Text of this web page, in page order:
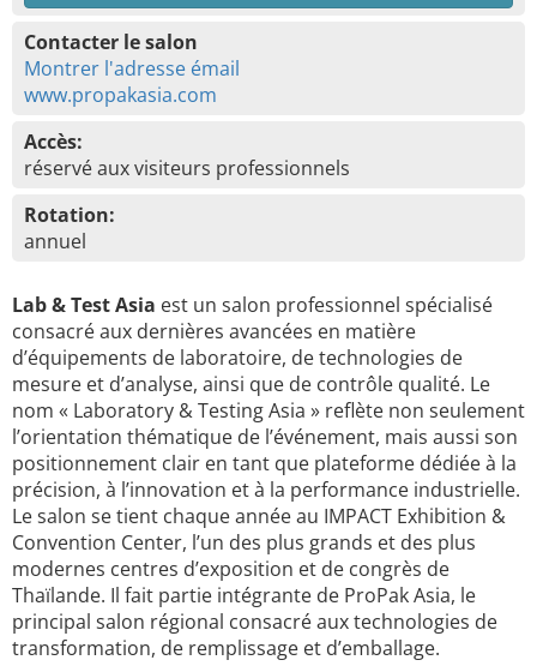
Contacter le salon
Montrer l'adresse émail
www.propakasia.com
Accès:
réservé aux visiteurs professionnels
Rotation:
annuel
Lab & Test Asia est un salon professionnel spécialisé
consacré aux dernières avancées en matière
d’équipements de laboratoire, de technologies de
mesure et d’analyse, ainsi que de contrôle qualité. Le
nom « Laboratory & Testing Asia » reflète non seulement
l’orientation thématique de l’événement, mais aussi son
positionnement clair en tant que plateforme dédiée à la
précision, à l’innovation et à la performance industrielle.
Le salon se tient chaque année au IMPACT Exhibition &
Convention Center, l’un des plus grands et des plus
modernes centres d’exposition et de congrès de
Thaïlande. Il fait partie intégrante de ProPak Asia, le
principal salon régional consacré aux technologies de
transformation, de remplissage et d’emballage.